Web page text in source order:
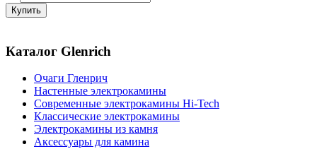
Каталог Glenrich
Очаги Гленрич
Настенные электрокамины
Современные электрокамины Hi-Tech
Классические электрокамины
Электрокамины из камня
Аксессуары для камина